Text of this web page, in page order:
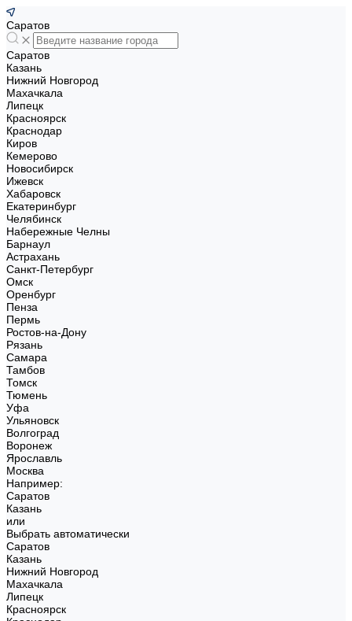
Саратов
Саратов
Казань
Нижний Новгород
Махачкала
Липецк
Красноярск
Краснодар
Киров
Кемерово
Новосибирск
Ижевск
Хабаровск
Екатеринбург
Челябинск
Набережные Челны
Барнаул
Астрахань
Санкт-Петербург
Омск
Оренбург
Пенза
Пермь
Ростов-на-Дону
Рязань
Самара
Тамбов
Томск
Тюмень
Уфа
Ульяновск
Волгоград
Воронеж
Ярославль
Москва
Например:
Саратов
Казань
или
Выбрать автоматически
Саратов
Казань
Нижний Новгород
Махачкала
Липецк
Красноярск